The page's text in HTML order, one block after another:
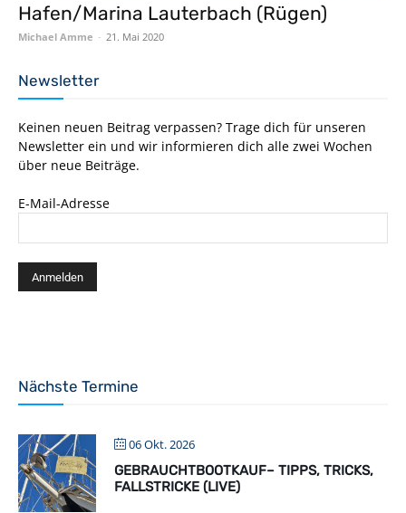
Hafen/Marina Lauterbach (Rügen)
Michael Amme - 21. Mai 2020
Newsletter
Keinen neuen Beitrag verpassen? Trage dich für unseren
Newsletter ein und wir informieren dich alle zwei Wochen
über neue Beiträge.
E-Mail-Adresse
Nächste Termine
06 Okt. 2026
GEBRAUCHTBOOTKAUF– TIPPS, TRICKS,
FALLSTRICKE (LIVE)